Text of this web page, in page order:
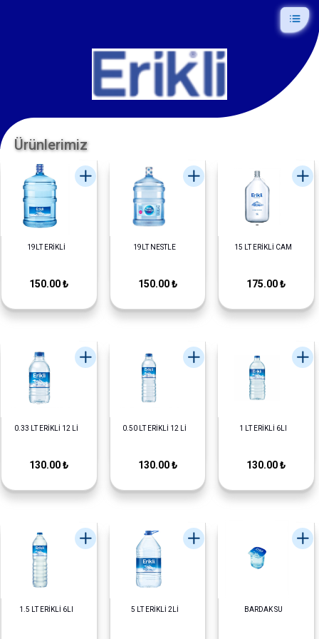
Ürünlerimiz
19LT ERİKLİ
150.00 ₺
19LT NESTLE
150.00 ₺
15 LT ERİKLİ CAM
175.00 ₺
0.33 LT ERİKLİ 12 Lİ
130.00 ₺
0.50 LT ERİKLİ 12 Lİ
130.00 ₺
1 LT ERİKLİ 6LI
130.00 ₺
1.5 LT ERİKLİ 6LI 5 LT ERİKLİ 2Lİ BARDAK SU